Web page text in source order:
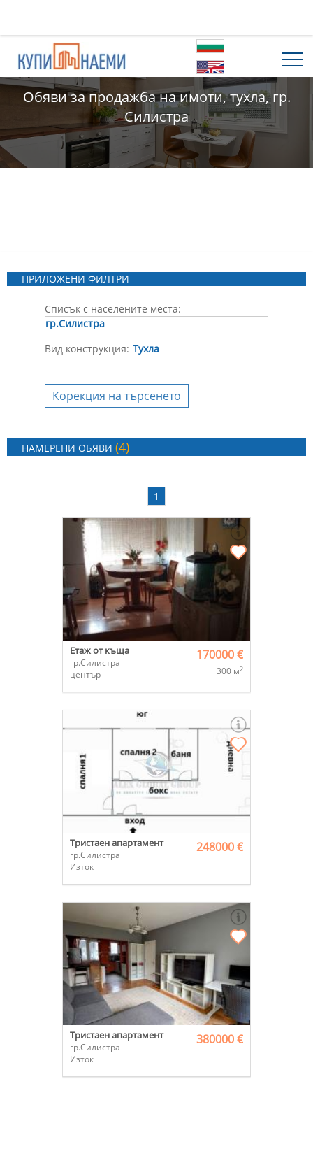
Обяви за продажба на имоти, тухла, гр.
Силистра
ПРИЛОЖЕНИ ФИЛТРИ
Списък с населените места:
гр.Силистра
Вид конструкция: Тухла
Корекция на търсенето
НАМЕРЕНИ ОБЯВИ(4)
1
Етаж от къща
гр.Силистра
център
170000 €
300 м2
Тристаен апартамент
гр.Силистра
Изток
248000 €
Тристаен апартамент
гр.Силистра
Изток
380000 €